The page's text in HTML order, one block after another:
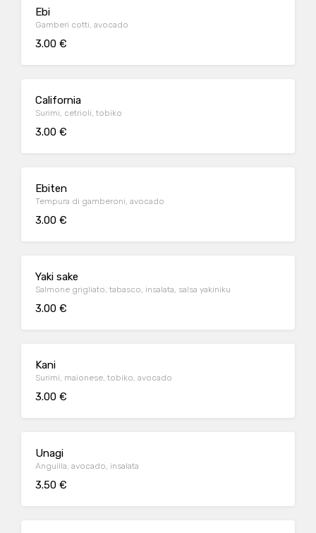
Ebi
Gamberi cotti, avocado
3.00 €
California
Surimi, cetrioli, tobiko
3.00 €
Ebiten
Tempura di gamberoni, avocado
3.00 €
Yaki sake
Salmone grigliato, tabasco, insalata, salsa yakiniku
3.00 €
Kani
Surimi, maionese, tobiko, avocado
3.00 €
Unagi
Anguilla, avocado, insalata
3.50 €